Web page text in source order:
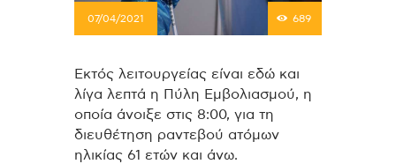
07/04/2021 689
Εκτός λειτουργείας είναι εδώ και
λίγα λεπτά η Πύλη Εμβολιασμού, η
οποία άνοιξε στις 8:00, για τη
διευθέτηση ραντεβού ατόμων
ηλικίας 61 ετών και άνω.